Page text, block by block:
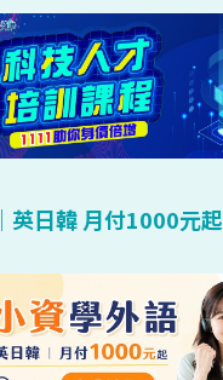
英日韓 月付1000元起